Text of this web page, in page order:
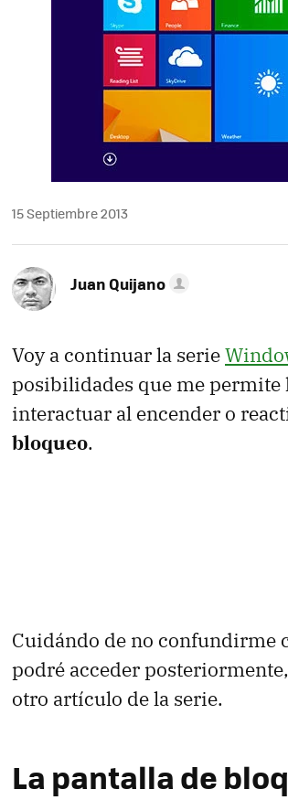
15 Septiembre 2013
Juan Quijano
Voy a continuar la serie
posibilidades que me permite
interactuar al encender o
bloqueo.
Cuidándo de no confundirme
podré acceder
otro artículo de la serie.
La pantalla de